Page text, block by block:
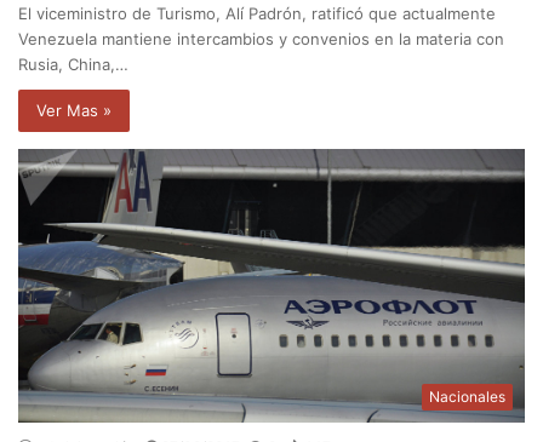
El viceministro de Turismo, Alí Padrón, ratificó que actualmente
Venezuela mantiene intercambios y convenios en la materia con
Rusia, China,…
Ver Mas »
Nacionales